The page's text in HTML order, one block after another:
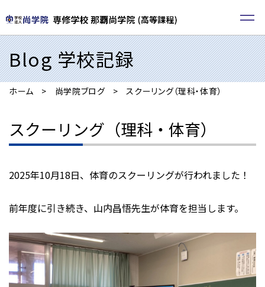
Blog 学校記録
ホーム 尚学院ブログ スクーリング（理科・体育）
スクーリング（理科・体育）
2025年10月18日、体育のスクーリングが行われました！
前年度に引き続き、山内昌悟先生が体育を担当します。